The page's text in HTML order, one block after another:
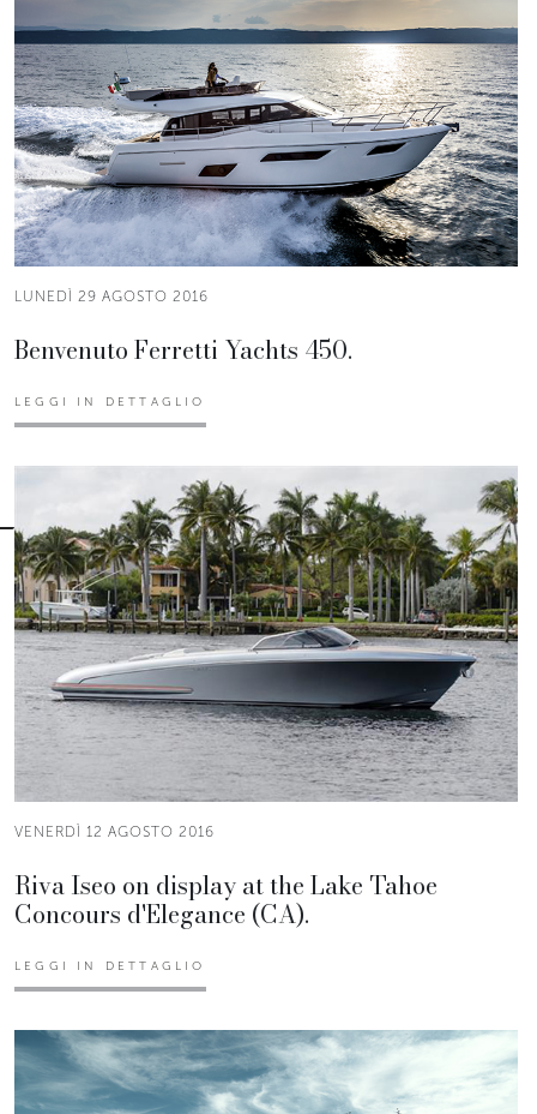
LUNEDÌ 29 AGOSTO 2016
Benvenuto Ferretti Yachts 450.
LEGGI IN DETTAGLIO
VENERDÌ 12 AGOSTO 2016
Riva Iseo on display at the Lake Tahoe
Concours d'Elegance (CA).
LEGGI IN DETTAGLIO